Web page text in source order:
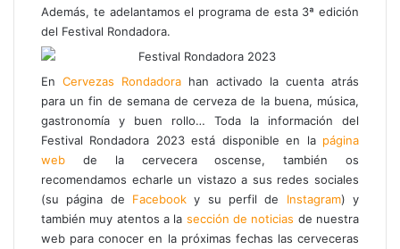
Además, te adelantamos el programa de esta 3ª edición
del Festival Rondadora.
En Cervezas Rondadora han activado la cuenta atrás
para un fin de semana de cerveza de la buena, música,
gastronomía y buen rollo… Toda la información del
Festival Rondadora 2023 está disponible en la página
web de la cervecera oscense, también os
recomendamos echarle un vistazo a sus redes sociales
(su página de Facebook y su perfil de Instagram) y
también muy atentos a la sección de noticias de nuestra
web para conocer en la próximas fechas las cerveceras